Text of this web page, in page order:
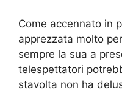
Come accennato in
apprezzata molto
sempre la sua a
telespettatori
stavolta non ha